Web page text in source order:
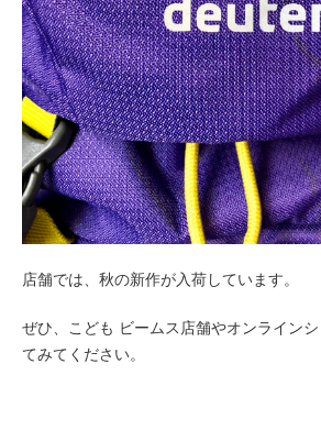
店舗では、秋の新作が入荷しています。
ぜひ、こども ビームス店舗やオンライン
てみてください。